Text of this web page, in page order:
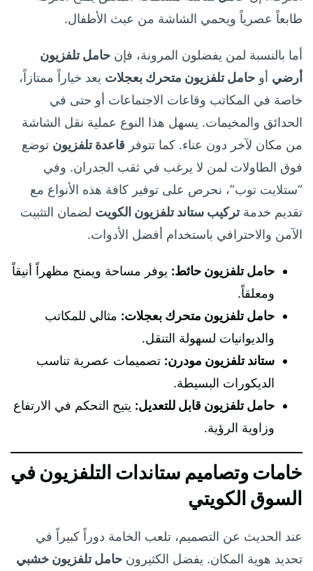
طابعاً عصرياً ويحمي الشاشة من عبث الأطفال.
أما بالنسبة لمن يفضلون المرونة، فإن حامل تلفزيون
أرضي أو حامل تلفزيون متحرك بعجلات يعد خياراً ممتازاً،
خاصة في المكاتب وقاعات الاجتماعات أو حتى في
الحدائق والمخيمات. يسهل هذا النوع عملية نقل الشاشة
من مكان لآخر دون عناء. كما تتوفر قاعدة تلفزيون توضع
فوق الطاولات لمن لا يرغب في ثقب الجدران. وفي
“ستلايت توب”، نحرص على توفير كافة هذه الأنواع مع
تقديم خدمةتركيب ستاند تلفزيون الكويت لضمان التثبيت
الآمن والاحترافي باستخدام أفضل الأدوات.
حامل تلفزيون حائط: يوفر مساحة ويمنح مظهراً أنيقاً
ومعلقاً.
حامل تلفزيون متحرك بعجلات: مثالي للمكاتب
والديوانيات لسهولة التنقل.
ستاند تلفزيون مودرن: تصميمات عصرية تناسب
الديكورات البسيطة.
حامل تلفزيون قابل للتعديل: يتيح التحكم في الارتفاع
وزاوية الرؤية.
خامات وتصاميم ستاندات التلفزيون في
السوق الكويتي
عند الحديث عن التصميم، تلعب الخامة دوراً كبيراً في
تحديد هوية المكان. يفضل الكثيرون حامل تلفزيون خشبي